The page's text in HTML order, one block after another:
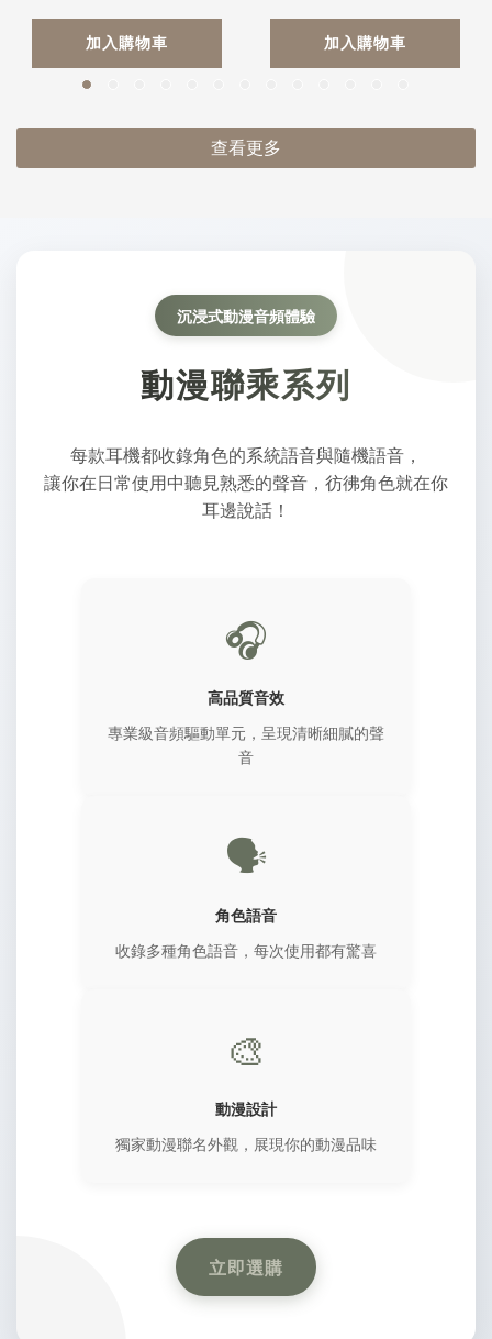
加入購物車 加入購物車
查看更多
沉浸式動漫音頻體驗
動漫聯乘系列
每款耳機都收錄角色的系統語音與隨機語音，
讓你在日常使用中聽見熟悉的聲音，彷彿角色就在你
耳邊說話！
🎧
高品質音效
專業級音頻驅動單元，呈現清晰細膩的聲
音
🗣️
角色語音
收錄多種角色語音，每次使用都有驚喜
🎨
動漫設計
獨家動漫聯名外觀，展現你的動漫品味
立即選購